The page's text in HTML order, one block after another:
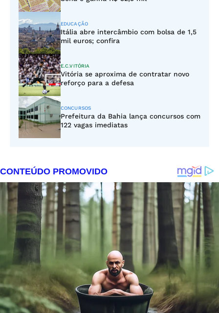
EDUCAÇÃO
Itália abre intercâmbio com bolsa de 1,5
mil euros; confira
E.C.VITÓRIA
Vitória se aproxima de contratar novo
reforço para a defesa
CONCURSOS
Prefeitura da Bahia lança concursos com
122 vagas imediatas